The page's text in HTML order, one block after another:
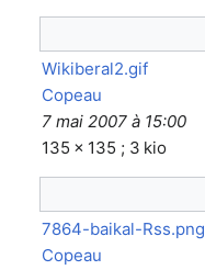
Wikiberal2.gif
Copeau
7 mai 2007 à 15:00
135 × 135 ; 3 kio
7864-baikal-Rss.png
Copeau